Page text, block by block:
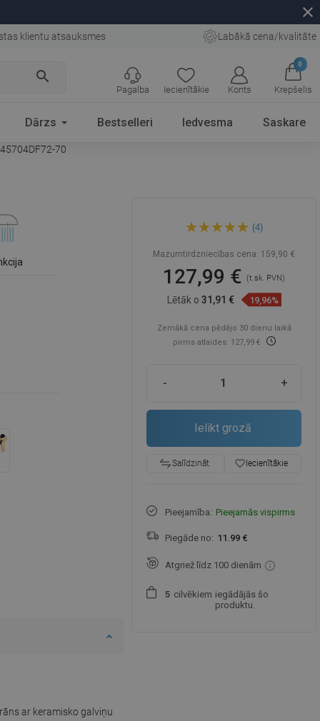
close
klientu atsauksmes Labākā cena/kvalitāte
search
Iecienītākie Konts
0
Krepšelis
Pagalba
Dārzs Bestselleri Iedvesma Saskare
70
ar keramisko galviņu
komplekts, melns -(4)
Mazumtirdzniecības cena: 159,90 €
127,99 €(t.sk. PVN)
Lētāk o31,91 € 19,96%
Zemākā cena pēdējo 30 dienu laikā
pirms atlaides: 127,99 €
- +
Ielikt grozā
Salīdzināt favorite_borderIecienītākie
Pieejamība: Pieejamās vispirms
Piegāde no: 11.99 €
Atgriež līdz 100 dienām
5 cilvēkiem iegādājās šo
produktu.